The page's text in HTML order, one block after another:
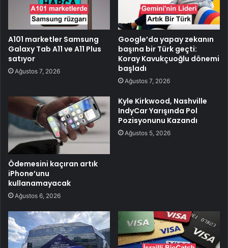
A101 marketler Samsung
Galaxy Tab A11 ve A11 Plus
satıyor
Ağustos 7, 2026
Google’da yapay zekanın
başına bir Türk geçti:
Koray Kavukçuoğlu dönemi
başladı
Ağustos 7, 2026
Ödemesini kaçıran artık
iPhone’unu
kullanamayacak
Ağustos 6, 2026
Kyle Kirkwood, Nashville
IndyCar Yarışında Pol
Pozisyonunu Kazandı
Ağustos 5, 2026